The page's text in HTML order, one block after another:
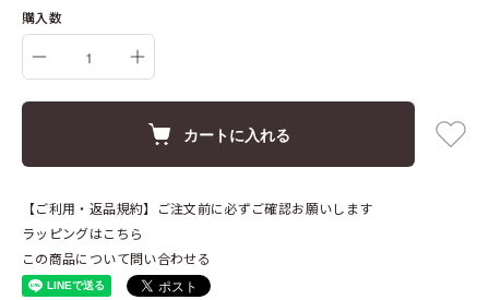
購入数
カートに入れる
【ご利用・返品規約】ご注文前に必ずご確認お願いします
ラッピングはこちら
この商品について問い合わせる